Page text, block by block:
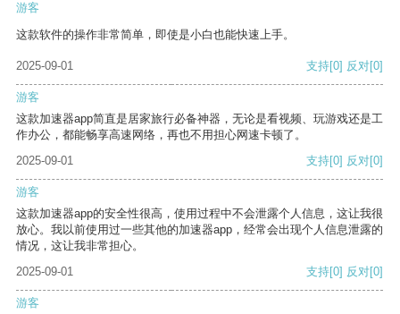
游客
这款软件的操作非常简单，即使是小白也能快速上手。
2025-09-01 支持[0] 反对[0]
游客
这款加速器app简直是居家旅行必备神器，无论是看视频、玩游戏还是工
作办公，都能畅享高速网络，再也不用担心网速卡顿了。
2025-09-01
支持[0] 反对[0]
游客
这款加速器app的安全性很高，使用过程中不会泄露个人信息，这让我很
放心。我以前使用过一些其他的加速器app，经常会出现个人信息泄露的
情况，这让我非常担心。
2025-09-01
支持[0] 反对[0]
游客